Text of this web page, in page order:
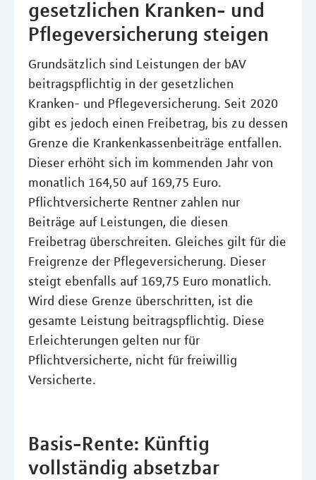
gesetzlichen Kranken- und
Pflegeversicherung steigen
Grundsätzlich sind Leistungen der bAV
beitragspflichtig in der gesetzlichen
Kranken- und Pflegeversicherung. Seit 2020
gibt es jedoch einen Freibetrag, bis zu dessen
Grenze die Krankenkassenbeiträge entfallen.
Dieser erhöht sich im kommenden Jahr von
monatlich 164,50 auf 169,75 Euro.
Pflichtversicherte Rentner zahlen nur
Beiträge auf Leistungen, die diesen
Freibetrag überschreiten. Gleiches gilt für die
Freigrenze der Pflegeversicherung. Dieser
steigt ebenfalls auf 169,75 Euro monatlich.
Wird diese Grenze überschritten, ist die
gesamte Leistung beitragspflichtig. Diese
Erleichterungen gelten nur für
Pflichtversicherte, nicht für freiwillig
Versicherte.
Basis-Rente: Künftig
vollständig absetzbar